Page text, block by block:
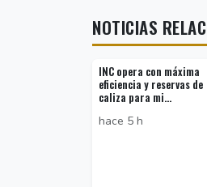
NOTICIAS
INC opera con máxima
eficiencia y reservas de
caliza para mi...
hace 5 h